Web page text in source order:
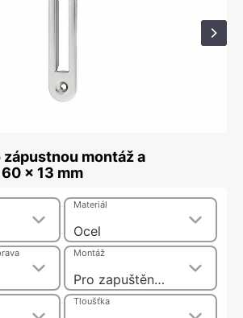
montáž a
x 13 mm
Ocel
Materiál
Pro zapuštění|K přišroubování
Montáž
Tloušťka